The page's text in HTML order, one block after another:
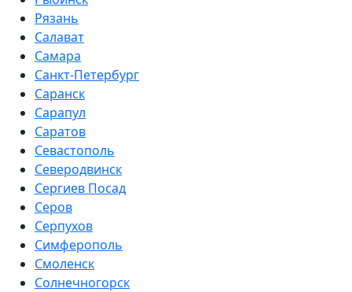
Рязань
Салават
Самара
Санкт-Петербург
Саранск
Сарапул
Саратов
Севастополь
Северодвинск
Сергиев Посад
Серов
Серпухов
Симферополь
Смоленск
Солнечногорск